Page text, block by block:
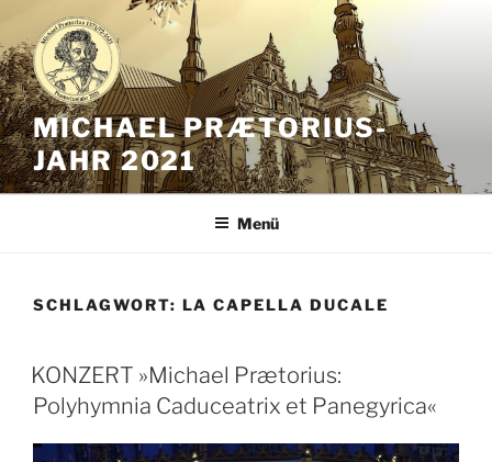
Inhalt
springen
MICHAEL PRÆTORIUS-
JAHR 2021
Menü
SCHLAGWORT: LA CAPELLA DUCALE
KONZERT »Michael Prætorius:
Polyhymnia Caduceatrix et Panegyrica«